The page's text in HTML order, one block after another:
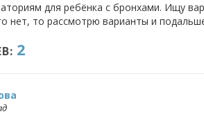
для ребёнка с бронхами. Ищу
нет, то рассмотрю варианты и
2